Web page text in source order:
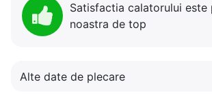
Satisfactia calatorului este
noastra de top
Alte date de plecare